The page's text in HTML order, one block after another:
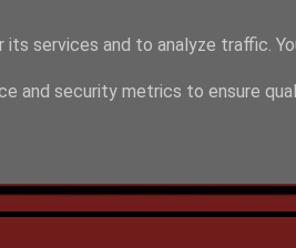
services and to analyze traffic.
and security metrics to ensure